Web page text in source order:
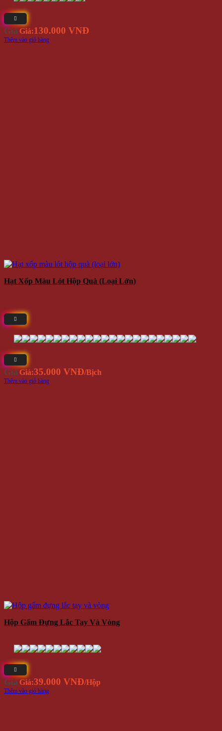
Giá Giá:130.000 VNĐ
Thêm vào giỏ hàng
Hạt Xốp Màu Lót Hộp Quà (loại Lớn)
Giá Giá:35.000 VNĐ/Bịch
Thêm vào giỏ hàng
Hộp Gấm Đựng Lắc Tay Và Vòng
Giá Giá:39.000 VNĐ/Hộp
Thêm vào giỏ hàng